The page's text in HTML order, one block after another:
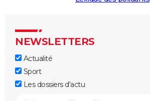
NEWSLETTERS
Actualité
Sport
Les dossiers d'actu